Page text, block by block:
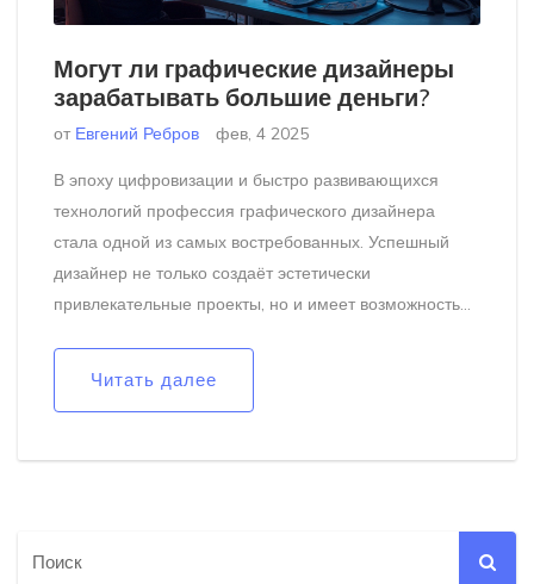
Могут ли графические дизайнеры
зарабатывать большие деньги?
от Евгений Ребров фев, 4 2025
В эпоху цифровизации и быстро развивающихся
технологий профессия графического дизайнера
стала одной из самых востребованных. Успешный
дизайнер не только создаёт эстетически
привлекательные проекты, но и имеет возможность
талант и какие современные тренды помогут
Читать далее